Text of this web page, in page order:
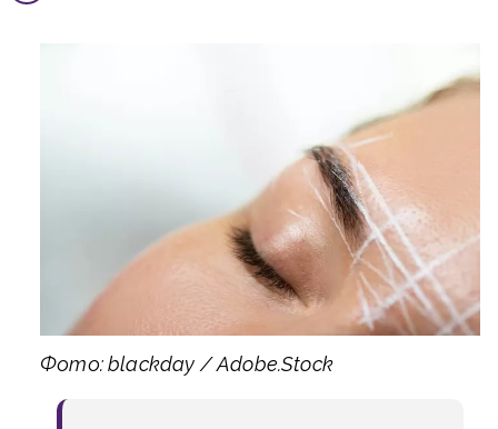
Фото: blackday / Adobe.Stock